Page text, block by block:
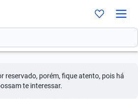
reservado, porém, fique atento, pois há
te interessar.